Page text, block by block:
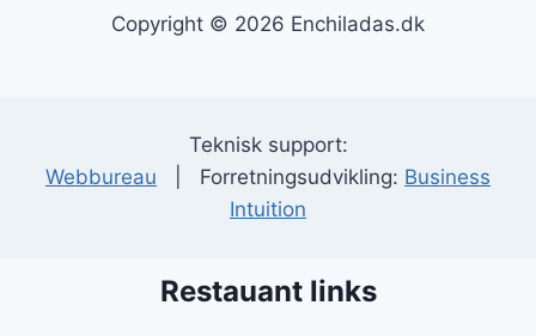
Copyright © 2026 Enchiladas.dk
Teknisk support:
Webbureau | Forretningsudvikling: Business
Intuition
Restauant links